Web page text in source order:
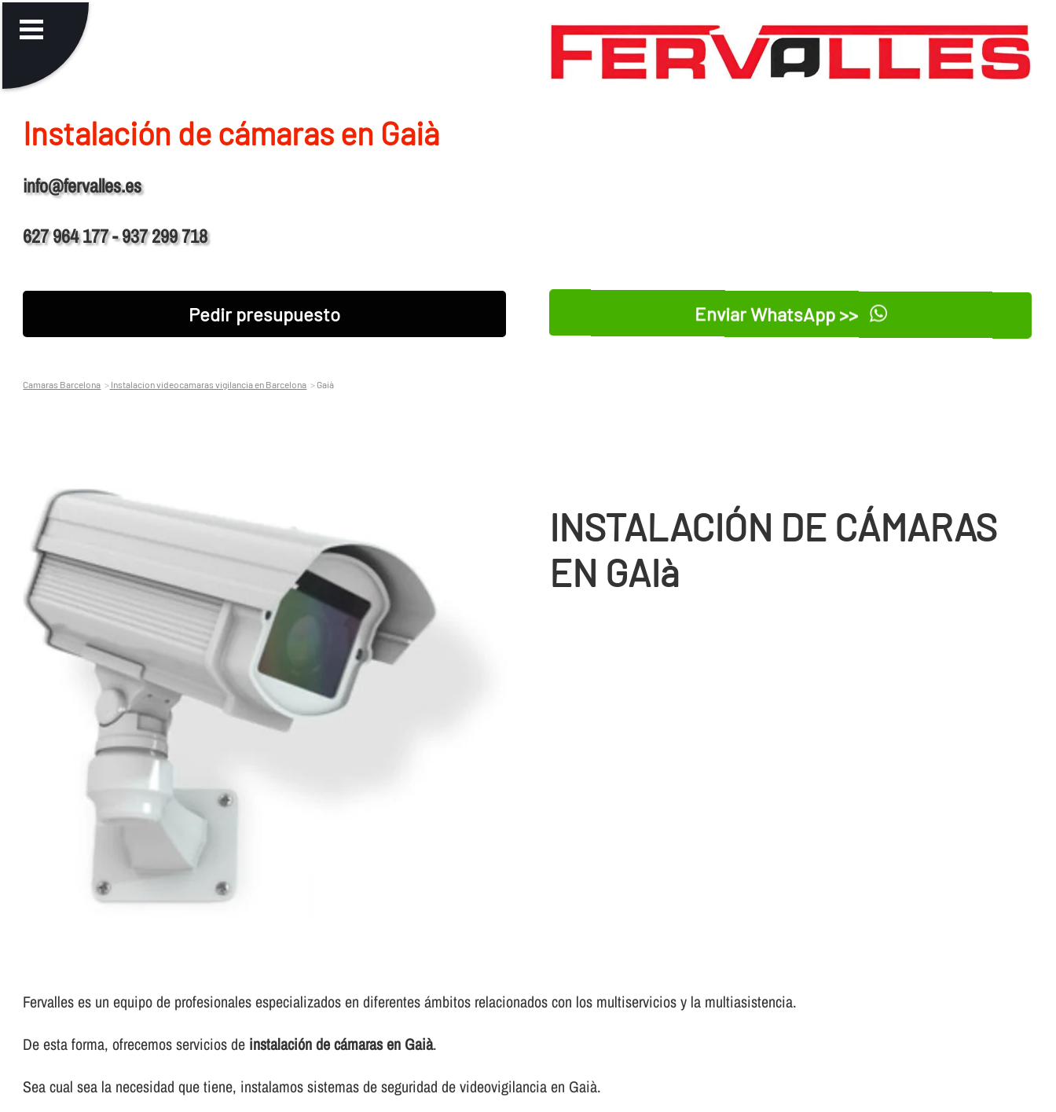
Instalación de cámaras en Gaià
info@fervalles.es
627 964 177 - 937 299 718
Pedir presupuesto Enviar WhatsApp >>
Camaras Barcelona Instalacion videocamaras vigilancia en Barcelona Gaià
INSTALACIÓN DE CÁMARAS
EN GAIà
Fervalles es un equipo de profesionales especializados en diferentes ámbitos relacionados con los multiservicios y la multiasistencia.
De esta forma, ofrecemos servicios de instalación de cámaras en Gaià.
Sea cual sea la necesidad que tiene, instalamos sistemas de seguridad de videovigilancia en Gaià.